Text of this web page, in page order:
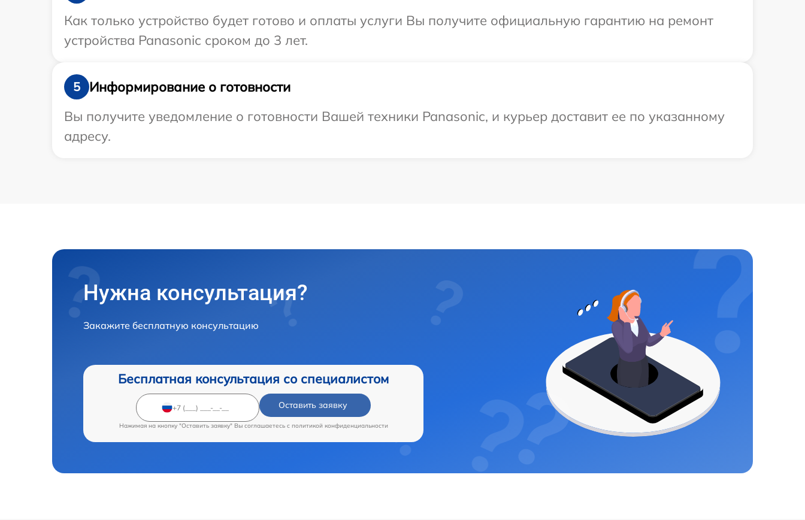
Как только устройство будет готово и оплаты услуги Вы получите официальную гарантию на ремонт
устройства Panasonic сроком до 3 лет.
5
Информирование о готовности
Вы получите уведомление о готовности Вашей техники Panasonic, и курьер доставит ее по указанному
адресу.
Нужна консультация?
Закажите бесплатную консультацию
Бесплатная консультация со специалистом
Оставить заявку
Нажимая на кнопку "Оставить заявку" Вы соглашаетесь c политикой конфиденциальности